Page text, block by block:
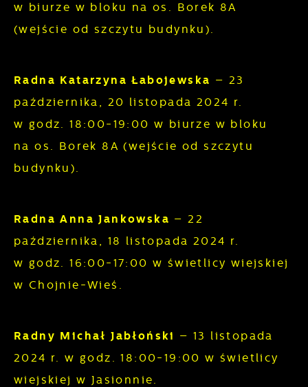
w biurze w bloku na os. Borek 8A
(wejście od szczytu budynku).
Radna Katarzyna Łabojewska – 23
października, 20 listopada 2024 r.
w godz. 18:00-19:00 w biurze w bloku
na os. Borek 8A (wejście od szczytu
budynku).
Radna Anna Jankowska – 22
października, 18 listopada 2024 r.
w godz. 16:00-17:00 w świetlicy wiejskiej
w Chojnie-Wieś.
Radny Michał Jabłoński – 13 listopada
2024 r. w godz. 18:00-19:00 w świetlicy
wiejskiej w Jasionnie.